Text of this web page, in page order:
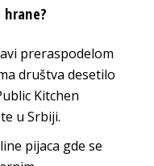
hrane?
preraspodelom
društva desetilo
Kitchen
u Srbiji.
pijaca gde se